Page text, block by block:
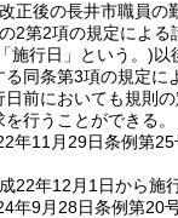
正後の長井市職員の
2第2項の規定による
施行日」という。)以
同条第3項の規定に
前においても規則
行うことができる。
年11月29日条例第25
22年12月1日から施
年9月28日条例第20